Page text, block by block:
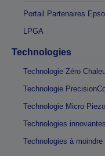
Portail Partenaires
LPGA
Technologies
Technologie Zéro
Technologie
Technologie Micro Piezo
Technologies innovantes
Technologies à